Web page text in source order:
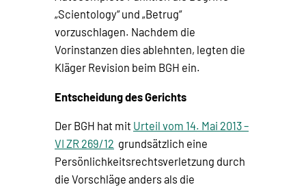
„Scientology“ und „Betrug“
vorzuschlagen. Nachdem die
Vorinstanzen dies ablehnten, legten die
Kläger Revision beim BGH ein.
Entscheidung des Gerichts
Der BGH hat mit Urteil vom 14. Mai 2013 –
VI ZR 269/12 grundsätzlich eine
Persönlichkeitsrechtsverletzung durch
die Vorschläge anders als die